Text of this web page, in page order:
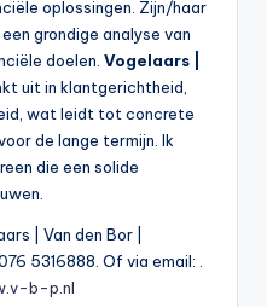
oplossingen. Zijn/haar
grondige analyse van
doelen. Vogelaars |
uit in klantgerichtheid,
wat leidt tot concrete
de lange termijn. Ik
die een solide
| Van den Bor |
5316888. Of via email:
b-p.nl